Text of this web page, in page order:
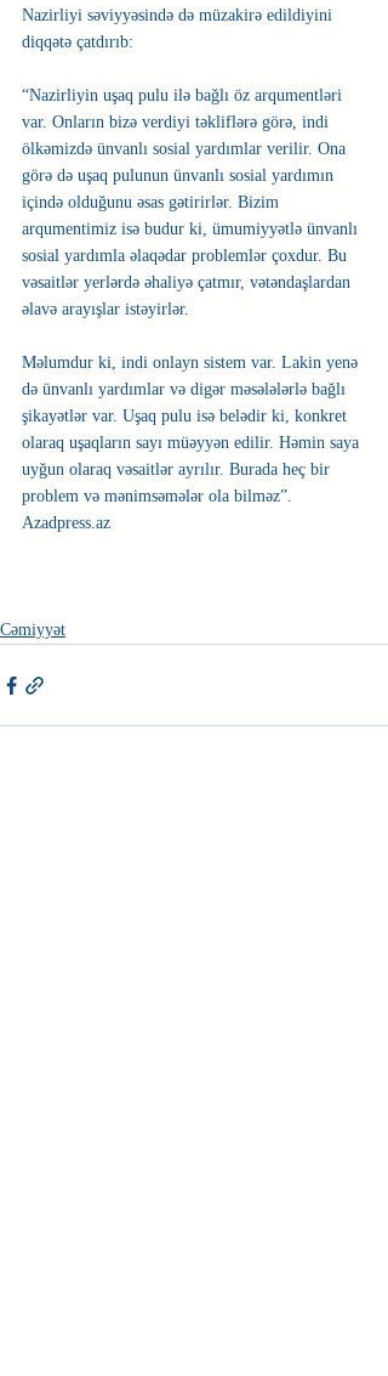
Nazirliyi səviyyəsində də müzakirə edildiyini
diqqətə çatdırıb:
“Nazirliyin uşaq pulu ilə bağlı öz arqumentləri
var. Onların bizə verdiyi təkliflərə görə, indi
ölkəmizdə ünvanlı sosial yardımlar verilir. Ona
görə də uşaq pulunun ünvanlı sosial yardımın
içində olduğunu əsas gətirirlər. Bizim
arqumentimiz isə budur ki, ümumiyyətlə ünvanlı
sosial yardımla əlaqədar problemlər çoxdur. Bu
vəsaitlər yerlərdə əhaliyə çatmır, vətəndaşlardan
əlavə arayışlar istəyirlər.
Məlumdur ki, indi onlayn sistem var. Lakin yenə
də ünvanlı yardımlar və digər məsələlərlə bağlı
şikayətlər var. Uşaq pulu isə belədir ki, konkret
olaraq uşaqların sayı müəyyən edilir. Həmin saya
uyğun olaraq vəsaitlər ayrılır. Burada heç bir
problem və mənimsəmələr ola bilməz”.
Azadpress.az
Cəmiyyət